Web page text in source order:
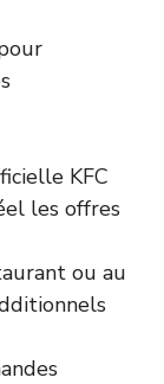
KFC
les offres
ou au